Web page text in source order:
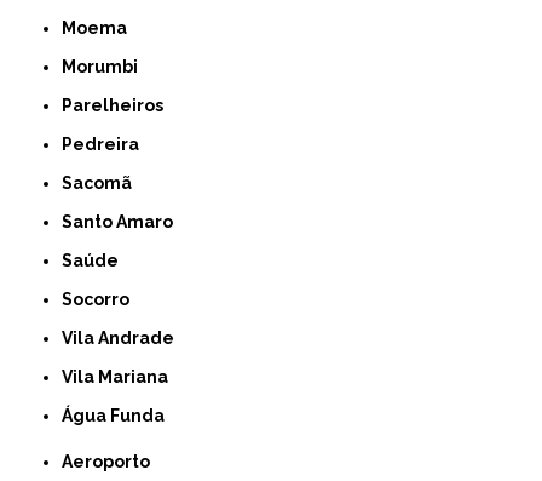
Moema
Morumbi
Parelheiros
Pedreira
Sacomã
Santo Amaro
Saúde
Socorro
Vila Andrade
Vila Mariana
Água Funda
Aeroporto